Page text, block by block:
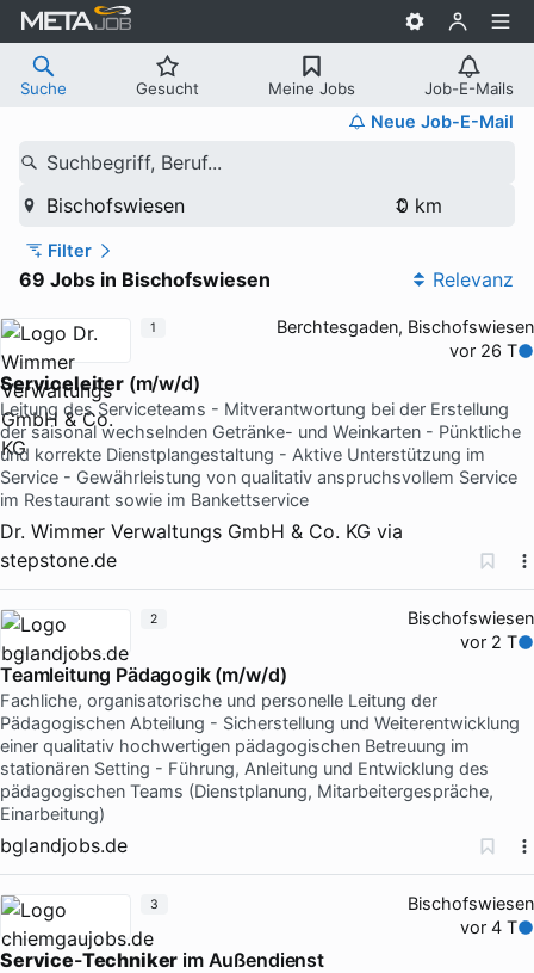
Suche Gesucht Meine Jobs Job-E-Mails
Neue Job-E-Mail
Suchbegriff, Beruf...
Bischofswiesen
Filter
69 Jobs in Bischofswiesen Relevanz
Berchtesgaden, Bischofswiesen
vor 26 T
Serviceleiter(m/w/d)
Leitung des Serviceteams - Mitverantwortung bei der Erstellung
der saisonal wechselnden Getränke- und Weinkarten - Pünktliche
und korrekte Dienstplangestaltung - Aktive Unterstützung im
Service - Gewährleistung von qualitativ anspruchsvollem Service
im Restaurant sowie im Bankettservice
Dr. Wimmer Verwaltungs GmbH & Co. KG via
stepstone.de
1
Bischofswiesen
vor 2 T
Teamleitung Pädagogik (m/w/d)
Fachliche, organisatorische und personelle Leitung der
Pädagogischen Abteilung - Sicherstellung und Weiterentwicklung
einer qualitativ hochwertigen pädagogischen Betreuung im
stationären Setting - Führung, Anleitung und Entwicklung des
pädagogischen Teams (Dienstplanung, Mitarbeitergespräche,
Einarbeitung)
bglandjobs.de
2
Bischofswiesen
vor 4 T
Service-Techniker im Außendienst
3